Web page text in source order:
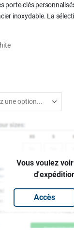
porte-clés
inoxydable. La
Vous voulez
Accès